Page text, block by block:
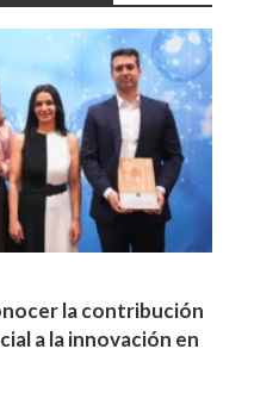
la contribución
a la innovación en